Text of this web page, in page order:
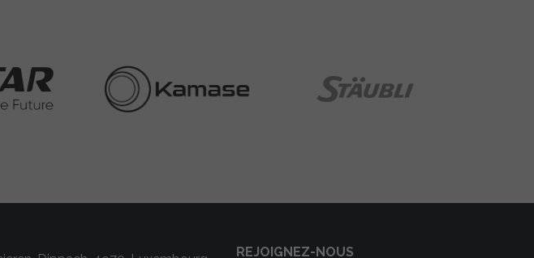
REJOIGNEZ-NOUS